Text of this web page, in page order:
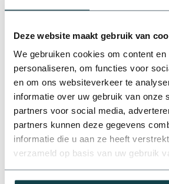
Deze website maakt gebruik van
We gebruiken cookies om content
personaliseren, om functies voor
en om ons websiteverkeer te
informatie over uw gebruik van onze
partners voor social media,
partners kunnen deze gegevens
informatie die u aan ze heeft
verzameld op basis van uw gebruik
Reviews
Gerelateerde producten
Bonfix Teflontape/PFTE
Bonfix
Op voorraad